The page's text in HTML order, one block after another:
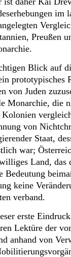
im
Preußen
Blick auf
prototypisches
von Juden
Monarchie, die
Kolonien
von
Staat,
war;
Land, das
Bedeutung
keine
verband.
erste
Lektüre der
anhand von